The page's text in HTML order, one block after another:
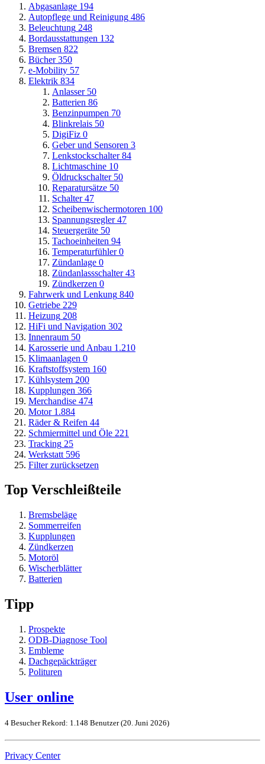
Abgasanlage 194
Autopflege und Reinigung 486
Beleuchtung 248
Bordausstattungen 132
Bremsen 822
Bücher 350
e-Mobility 57
Elektrik 834
Anlasser 50
Batterien 86
Benzinpumpen 70
Blinkrelais 50
DigiFiz 0
Geber und Sensoren 3
Lenkstockschalter 84
Lichtmaschine 10
Öldruckschalter 50
Reparatursätze 50
Schalter 47
Scheibenwischermotoren 100
Spannungsregler 47
Steuergeräte 50
Tachoeinheiten 94
Temperaturfühler 0
Zündanlage 0
Zündanlassschalter 43
Zündkerzen 0
Fahrwerk und Lenkung 840
Getriebe 229
Heizung 208
HiFi und Navigation 302
Innenraum 50
Karosserie und Anbau 1.210
Klimaanlagen 0
Kraftstoffsystem 160
Kühlsystem 200
Kupplungen 366
Merchandise 474
Motor 1.884
Räder & Reifen 44
Schmiermittel und Öle 221
Tracking 25
Werkstatt 596
Filter zurücksetzen
Top Verschleißteile
Bremsbeläge
Sommerreifen
Kupplungen
Zündkerzen
Motoröl
Wischerblätter
Batterien
Tipp
Prospekte
ODB-Diagnose Tool
Embleme
Dachgepäckträger
Polituren
User online
4 BesucherRekord: 1.148 Benutzer (20. Juni 2026)
Privacy Center